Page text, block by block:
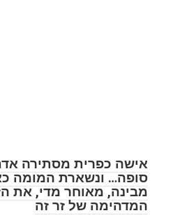
אישה כפרית מסתירה
סופה… ונשארת המומה
מבינה, מאוחר מדי, את
המדהימה של זר זה